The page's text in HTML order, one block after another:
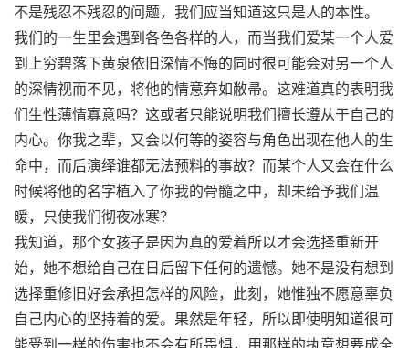
不是残忍不残忍的问题，我们应当知道这只是人的本性。
我们的一生里会遇到各色各样的人，而当我们爱某一个人爱
到上穷碧落下黄泉依旧深情不悔的同时很可能会对另一个人
的深情视而不见，将他的情意弃如敝帚。这难道真的表明我
们生性薄情寡意吗？这或者只能说明我们擅长遵从于自己的
内心。你我之辈，又会以何等的姿容与角色出现在他人的生
命中，而后演绎谁都无法预料的事故？而某个人又会在什么
时候将他的名字植入了你我的骨髓之中，却未给予我们温
暖，只使我们彻夜冰寒？
我知道，那个女孩子是因为真的爱着所以才会选择重新开
始，她不想给自己在日后留下任何的遗憾。她不是没有想到
选择重修旧好会承担怎样的风险，此刻，她惟独不愿意辜负
自己内心的坚持着的爱。果然是年轻，所以即使明知道很可